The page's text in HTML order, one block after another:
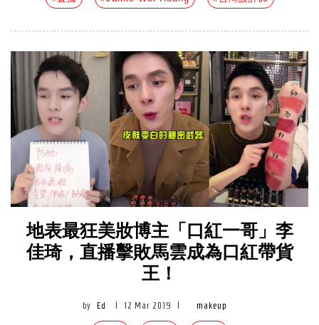
地表最狂美妝博主「口紅一哥」李
佳琦，直播擊敗馬雲成為口紅帶貨
王！
by Ed 12 Mar 2019 makeup